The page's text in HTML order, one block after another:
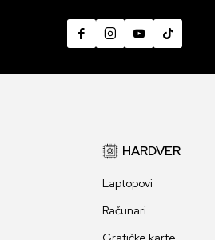
HARDVER
Laptopovi
Računari